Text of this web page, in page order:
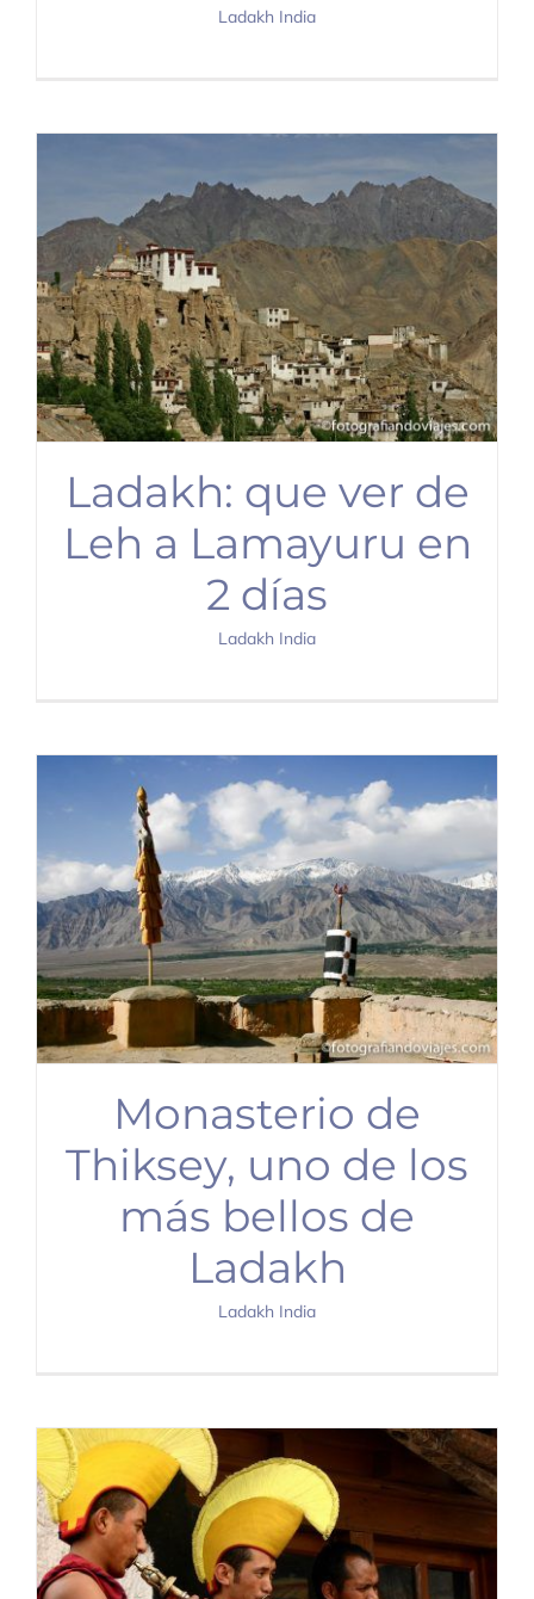
Ladakh India
Ladakh: que ver de
Leh a Lamayuru en
2 días
Ladakh India
Monasterio de
Thiksey, uno de los
más bellos de
Ladakh
Ladakh India